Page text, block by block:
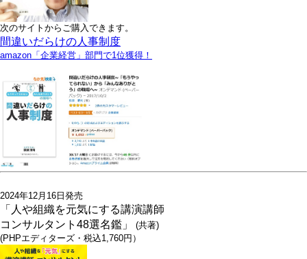
次のサイトからご購入できます。
間違いだらけの人事制度
amazon「企業経営」部門で1位獲得！
2024年12月16日発売
「人や組織を元気にする講演講師
コンサルタント48選名鑑」 (共著)
(PHPエディターズ・税込1,760円）